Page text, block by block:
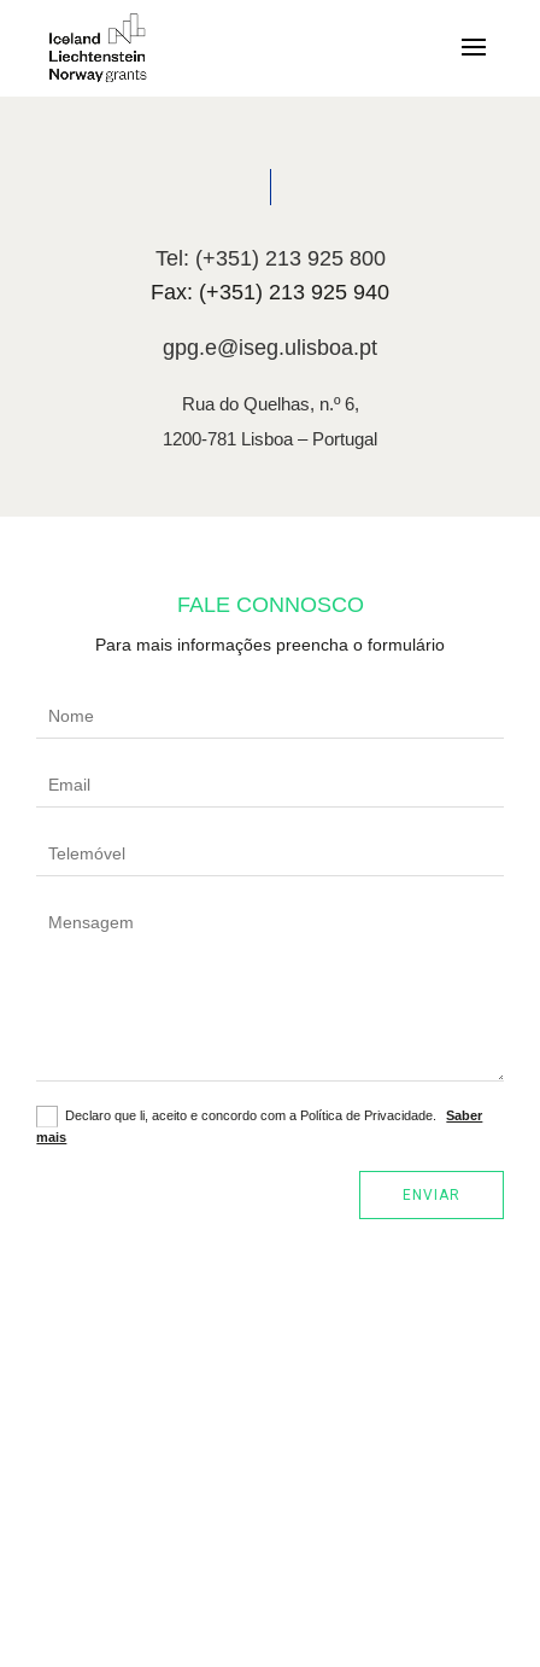
Tel: (+351) 213 925 800
Fax: (+351) 213 925 940
gpg.e@iseg.ulisboa.pt
Rua do Quelhas, n.º 6,
1200-781 Lisboa – Portugal
FALE CONNOSCO
Para mais informações preencha o formulário
Declaro que li, aceito e concordo com a Política de Privacidade.
Saber
mais
ENVIAR